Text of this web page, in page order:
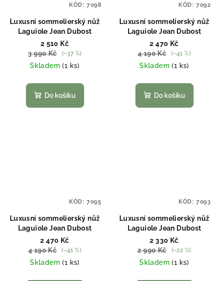
Luxusní sommelierský nůž
Laguiole Jean Dubost
2 510 Kč
3 990 Kč
(–37 %)
Skladem(1 ks)
Do košíku
KÓD: 7098
Luxusní sommelierský nůž
Laguiole Jean Dubost
2 470 Kč
4 190 Kč
(–41 %)
Skladem(1 ks)
Do košíku
KÓD: 7092
Luxusní sommelierský nůž
Laguiole Jean Dubost
2 470 Kč
4 190 Kč
(–41 %)
Skladem(1 ks)
KÓD: 7095
Luxusní sommelierský nůž
Laguiole Jean Dubost
2 330 Kč
2 990 Kč
(–22 %)
Skladem(1 ks)
KÓD: 7093